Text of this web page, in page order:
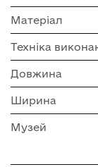
Матеріал
Техніка
Довжина
Ширина
Музей